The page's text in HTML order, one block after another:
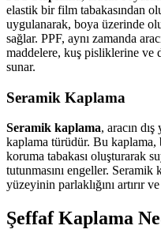
elastik bir film tabakasından
uygulanarak, boya üzerinde
sağlar. PPF, aynı zamanda
maddelere, kuş pisliklerine ve
sunar.
Seramik Kaplama
Seramik kaplama, aracın
kaplama türüdür. Bu
koruma tabakası oluşturarak
tutunmasını engeller. Seramik
yüzeyinin parlaklığını artırır
Şeffaf Kaplama